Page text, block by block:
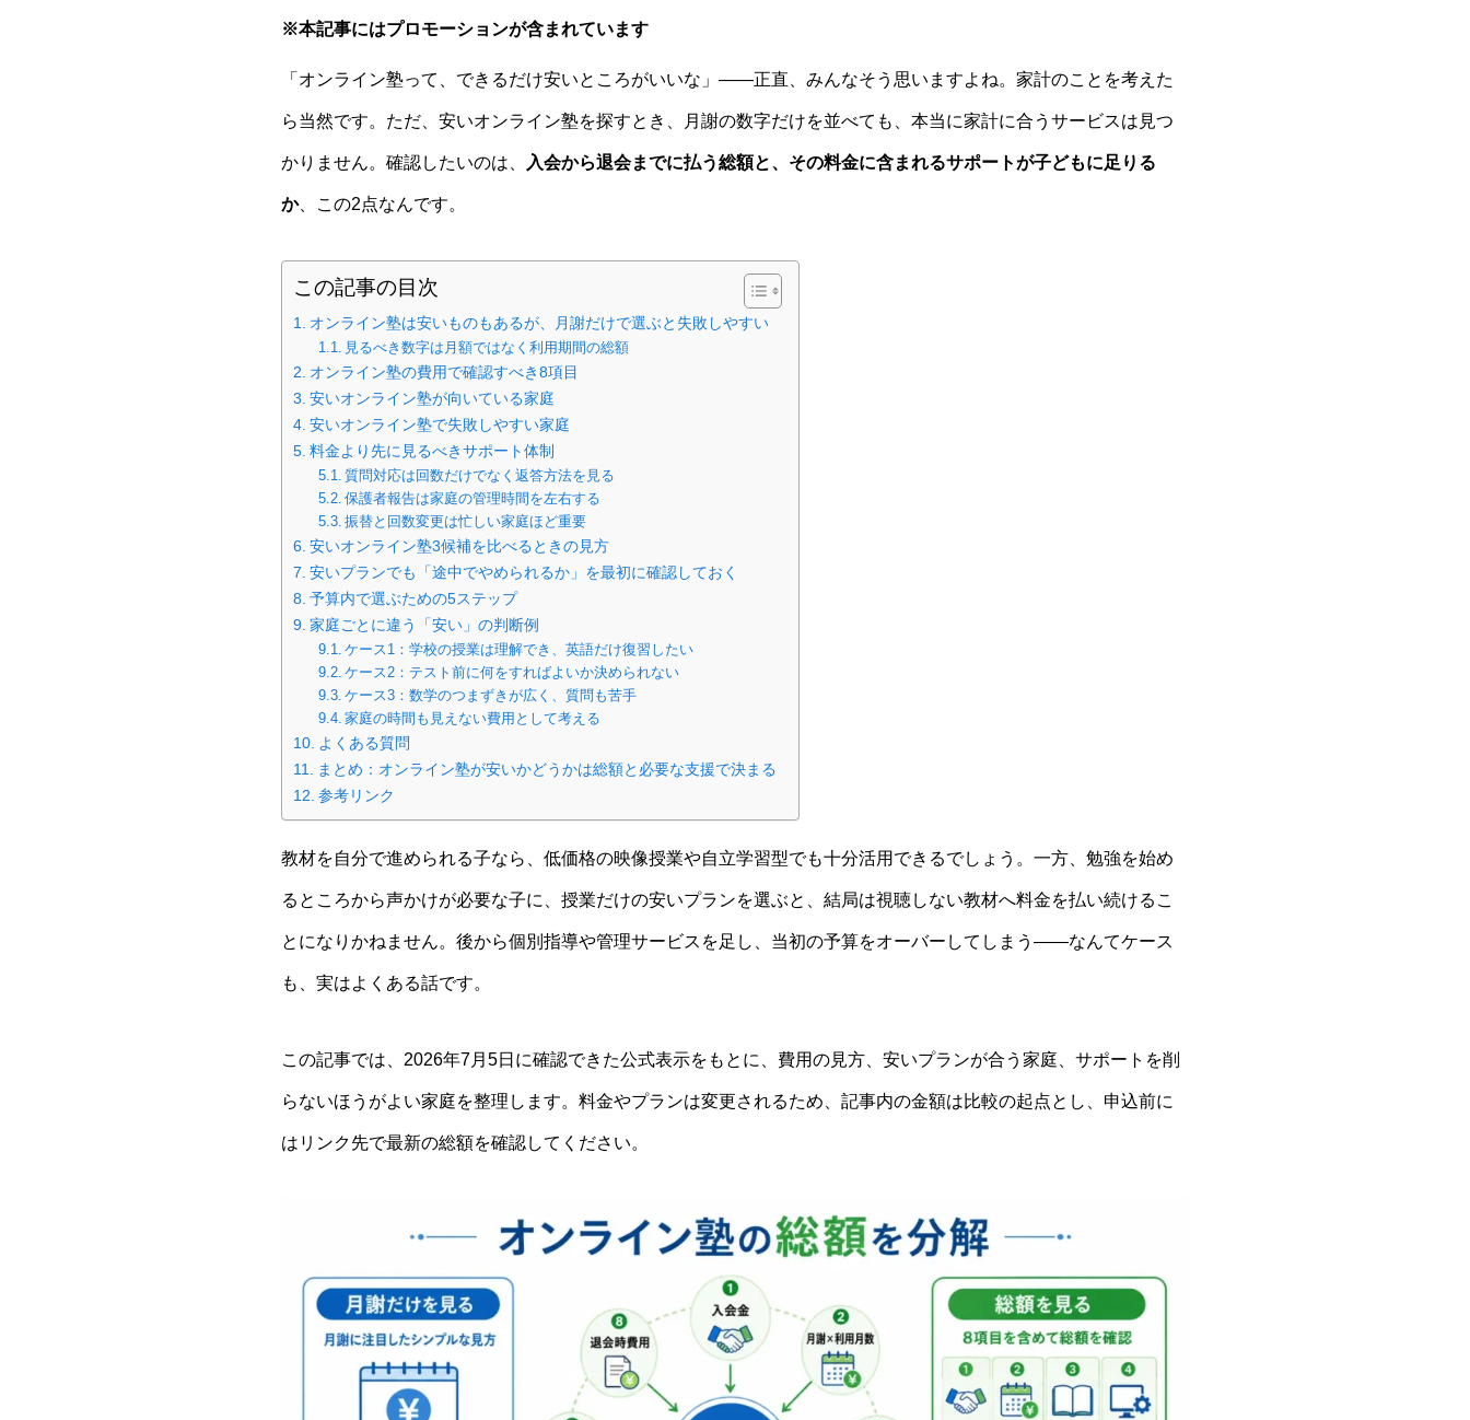
※本記事にはプロモーションが含まれています
「オンライン塾って、できるだけ安いところがいいな」——正直、みんなそう思いますよね。家計のことを考えた
ら当然です。ただ、安いオンライン塾を探すとき、月謝の数字だけを並べても、本当に家計に合うサービスは見つ
かりません。確認したいのは、 入会から退会までに払う総額と、その料金に含まれるサポートが子どもに足りる
か、この2点なんです。
この記事の目次
オンライン塾は安いものもあるが、月謝だけで選ぶと失敗しやすい
見るべき数字は月額ではなく利用期間の総額
オンライン塾の費用で確認すべき8項目
安いオンライン塾が向いている家庭
安いオンライン塾で失敗しやすい家庭
料金より先に見るべきサポート体制
質問対応は回数だけでなく返答方法を見る
保護者報告は家庭の管理時間を左右する
振替と回数変更は忙しい家庭ほど重要
安いオンライン塾3候補を比べるときの見方
安いプランでも「途中でやめられるか」を最初に確認しておく
予算内で選ぶための5ステップ
家庭ごとに違う「安い」の判断例
ケース1：学校の授業は理解でき、英語だけ復習したい
ケース2：テスト前に何をすればよいか決められない
ケース3：数学のつまずきが広く、質問も苦手
家庭の時間も見えない費用として考える
よくある質問
まとめ：オンライン塾が安いかどうかは総額と必要な支援で決まる
参考リンク
教材を自分で進められる子なら、低価格の映像授業や自立学習型でも十分活用できるでしょう。一方、勉強を始め
るところから声かけが必要な子に、授業だけの安いプランを選ぶと、結局は視聴しない教材へ料金を払い続けるこ
とになりかねません。後から個別指導や管理サービスを足し、当初の予算をオーバーしてしまう——なんてケース
も、実はよくある話です。
この記事では、2026年7月5日に確認できた公式表示をもとに、費用の見方、安いプランが合う家庭、サポートを削
らないほうがよい家庭を整理します。料金やプランは変更されるため、記事内の金額は比較の起点とし、申込前に
はリンク先で最新の総額を確認してください。